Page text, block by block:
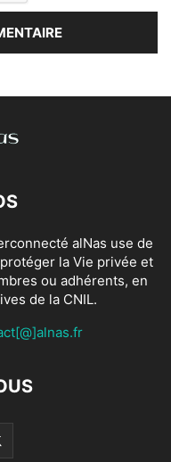
alNas use de
la Vie privée et
ou adhérents, en
de la CNIL.